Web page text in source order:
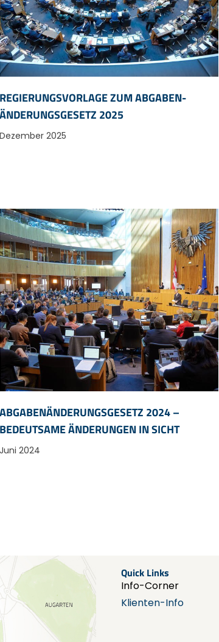
REGIERUNGSVORLAGE ZUM ABGABEN­
ÄNDERUNGS­GESETZ 2025
Dezember 2025
ABGABENÄNDERUNGSGESETZ 2024 –
BEDEUTSAME ÄNDERUNGEN IN SICHT
Juni 2024
Quick Links
Info-Corner
Klienten-Info